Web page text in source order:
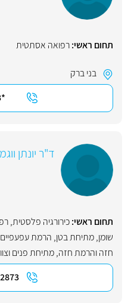
תחום ראשי:רפואה אסתטית
בני ברק
*5073
ד"ר יונתן
תחום ראשי:כירורגיה פלסטית,
שומן,מתיחת בטן, הרמת עפעפיים
חזה והרמת חזה,מתיחת פנים